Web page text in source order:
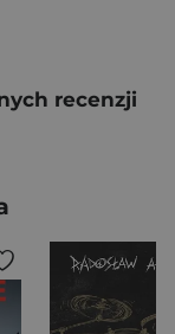
recenzji